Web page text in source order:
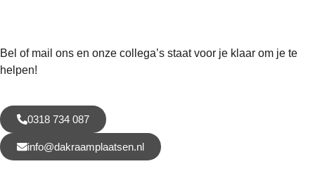
Bel of mail ons en onze collega’s staat voor je klaar om je te
helpen!
0318 734 087
info@dakraamplaatsen.nl